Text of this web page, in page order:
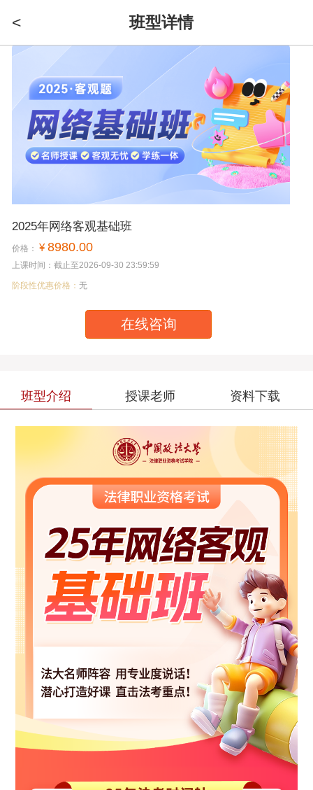
< 班型详情
2025年网络客观基础班
价格：¥8980.00
上课时间：截止至2026-09-30 23:59:59
阶段性优惠价格：无
在线咨询
班型介绍 授课老师 资料下载